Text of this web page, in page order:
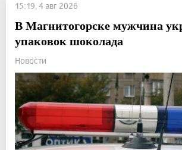
15:19, 4 авг 2026
В Магнитогорске мужчина
упаковок шоколада
Новости